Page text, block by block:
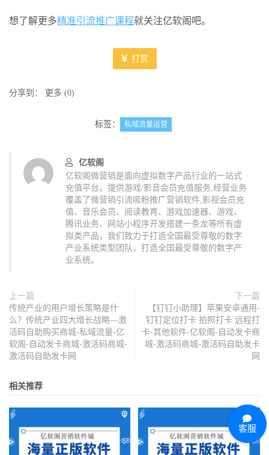
想了解更多精准引流推广课程就关注亿软阁吧。
打赏
分享到： 更多 (0)
标签： 私域流量运营
亿软阁
亿软阁微营销是面向虚拟数字产品行业的一站式
充值平台。提供游戏/影音会员充值服务,经营业务
覆盖了微营销引流吸粉推广营销软件,影视会员充
值、音乐会员、阅读教育、游戏加速器、游戏、
腾讯业务、网站小程序开发搭建一条龙等所有虚
拟类产品，我们致力于打造全国最受尊敬的数字
产业系统类型团队，打造全国最受尊敬的数字产
业系统。
上一篇
传统产业的用户增长策略是什
么？传统产业四大增长战略—激
活码自助购买商城-私域流量-亿
软阁-自动发卡商城-激活码商城-
激活码自助发卡网
下一篇
【钉钉小助理】苹果安卓通用-
钉钉定位打卡 拍照打卡 远程打
卡-其他软件-亿软阁-自动发卡商
城-激活码商城-激活码自助发卡
网
相关推荐
客服